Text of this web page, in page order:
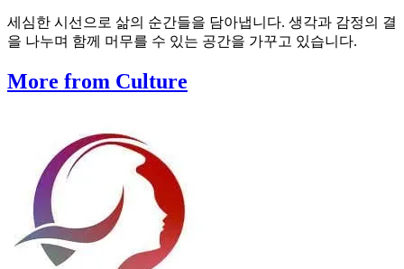
세심한 시선으로 삶의 순간들을 담아냅니다. 생각과 감정의 결
을 나누며 함께 머무를 수 있는 공간을 가꾸고 있습니다.
More from Culture